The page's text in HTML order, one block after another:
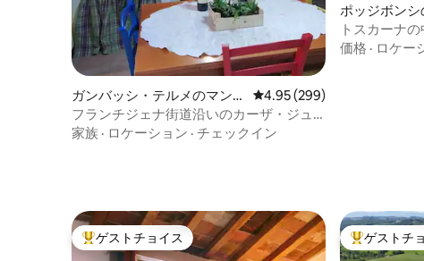
ガンバッシ・テルメのマンシ
ョン・アパート
レビュー299件、5つ星中
4.95 (299)
フランチジェナ街道沿いのカーザ・ジュ
リア
家族 · ロケーション · チェックイン
ポッジボンシ
アパート
トスカーナ
価格 · ロケー
大好評のゲストチョイスです。
ゲストチョイス 大好評のゲ
ゲストチ